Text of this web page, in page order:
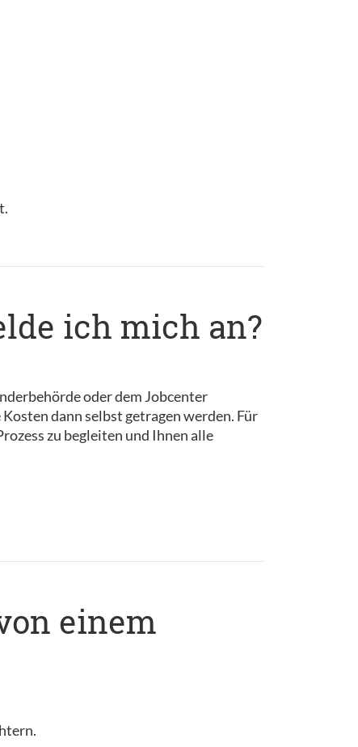
ich mich an?
oder dem Jobcenter
dann selbst getragen werden. Für
zu begleiten und Ihnen alle
einem